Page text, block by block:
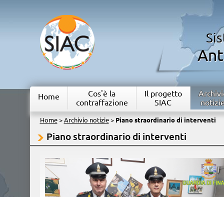
Home
Cos'è la
contraffazione
Il progetto
SIAC
Home> Archivio notizie> Piano straordinario di interventi
Piano straordinario di interventi